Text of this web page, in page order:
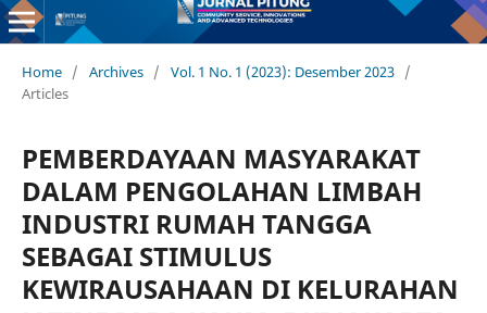
Home / Archives / Vol. 1 No. 1 (2023): Desember 2023 /
Articles
PEMBERDAYAAN MASYARAKAT
DALAM PENGOLAHAN LIMBAH
INDUSTRI RUMAH TANGGA
SEBAGAI STIMULUS
KEWIRAUSAHAAN DI KELURAHAN